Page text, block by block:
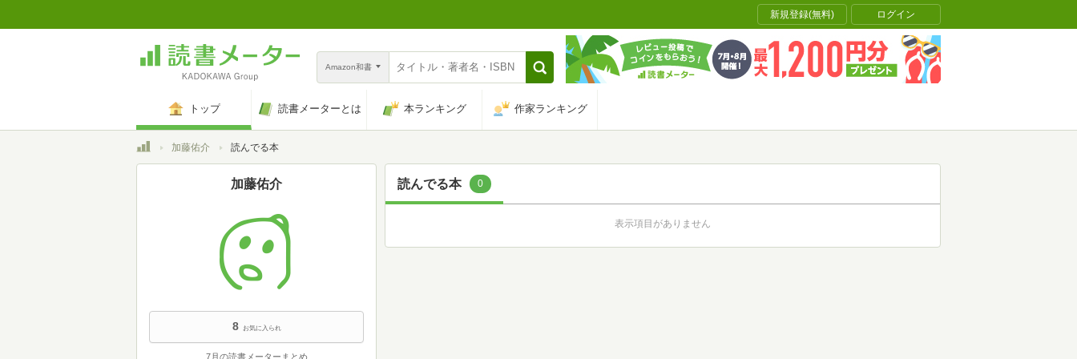
新規登録(無料) ログイン
Amazon和書
トップ 読書メーターとは 本ランキング 作家ランキング
トップ加藤佑介 読んでる本
読んでる本 0
表示項目がありません
加藤佑介
8 お気に入られ
7月の読書メーターまとめ